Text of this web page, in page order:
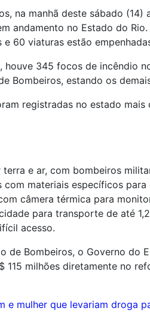
na manhã deste sábado
andamento no Estado do
60 viaturas estão
houve 345 focos de incêndio
Bombeiros, estando os
registradas no estado mais
e ar, com bombeiros
com materiais específicos
câmera térmica para
para transporte de até
acesso.
de Bombeiros, o Governo do
115 milhões diretamente no
e mulher que levariam droga